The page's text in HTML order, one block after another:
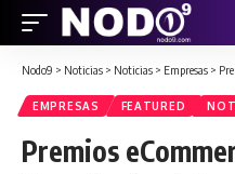
Nodo9 > Noticias > Noticias > Empresas >
EMPRESAS FEATURED
Premios